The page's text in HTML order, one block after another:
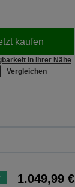
kaufen
in Ihrer Nähe
Vergleichen
1.049,99 €